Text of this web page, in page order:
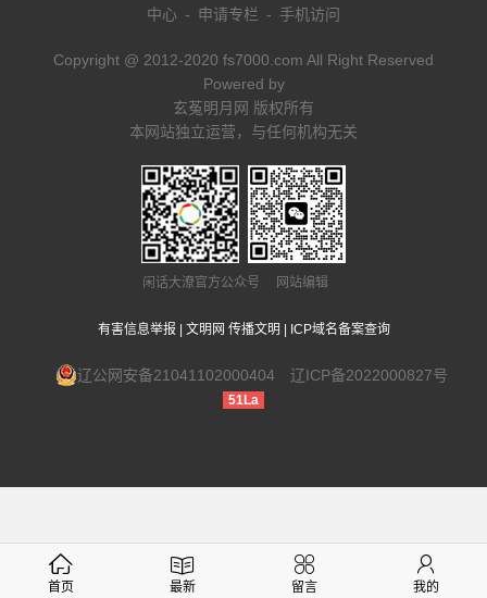
中心 - 申请专栏 - 手机访问
Copyright @ 2012-2020 fs7000.com All Right Reserved
Powered by
玄菟明月网 版权所有
本网站独立运营，与任何机构无关
闲话大潦官方公众号 网站编辑
有害信息举报 文明网 传播文明 ICP域名备案查询
辽公网安备21041102000404 辽ICP备2022000827号
51La
首页 最新 留言 我的